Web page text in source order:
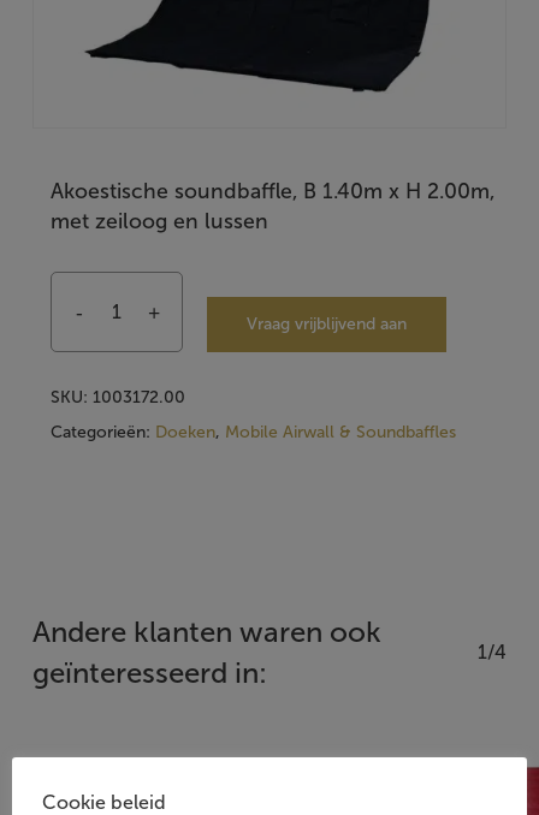
Akoestische soundbaffle, B 1.40m x H 2.00m,
met zeiloog en lussen
Vraag vrijblijvend aan
SKU: 1003172.00
Categorieën: Doeken, Mobile Airwall & Soundbaffles
Andere klanten waren ook
geïnteresseerd in:
1/4
Cookie beleid